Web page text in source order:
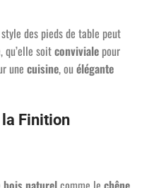
style des pieds de table peut
qu’elle soitconviviale pour
une cuisine, ou élégante
Finition